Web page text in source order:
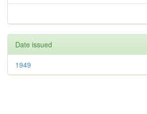
Date issued
1949